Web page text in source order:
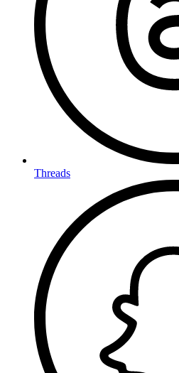
Threads